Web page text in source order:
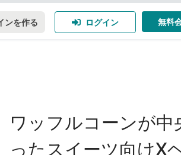
ンを作る ログイン 無料
ワッフルコーンが中
ったスイーツ向けX